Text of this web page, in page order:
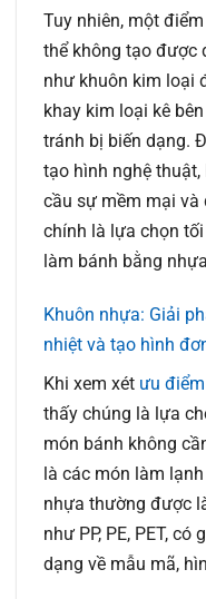
Tuy nhiên, một
thể không tạo được
như khuôn kim loại
khay kim loại kê
tránh bị biến dạng.
tạo hình nghệ
cầu sự mềm mại và
chính là lựa chọn
làm bánh bằng
Khuôn nhựa: Giải
nhiệt và tạo hình
Khi xem xét ưu
thấy chúng là lựa
món bánh không
là các món làm
nhựa thường được
như PP, PE, PET,
dạng về mẫu mã,